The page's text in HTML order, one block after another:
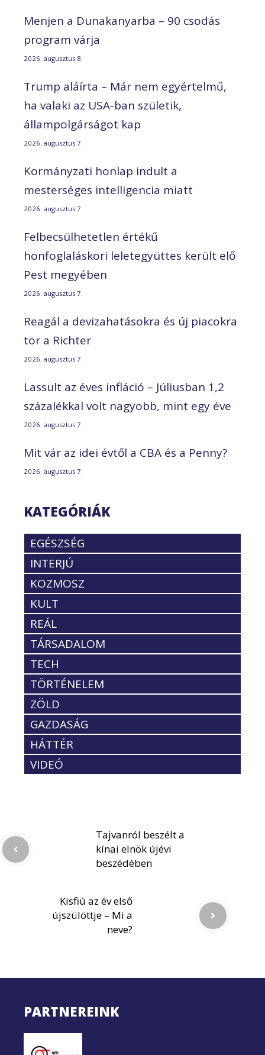
Menjen a Dunakanyarba – 90 csodás
program várja
2026. augusztus 8.
Trump aláírta – Már nem egyértelmű,
ha valaki az USA-ban születik,
állampolgárságot kap
2026. augusztus 7.
Kormányzati honlap indult a
mesterséges intelligencia miatt
2026. augusztus 7.
Felbecsülhetetlen értékű
honfoglaláskori leletegyüttes került elő
Pest megyében
2026. augusztus 7.
Reagál a devizahatásokra és új piacokra
tör a Richter
2026. augusztus 7.
Lassult az éves infláció – Júliusban 1,2
százalékkal volt nagyobb, mint egy éve
2026. augusztus 7.
Mit vár az idei évtől a CBA és a Penny?
2026. augusztus 7.
KATEGÓRIÁK
EGÉSZSÉG
INTERJÚ
KOZMOSZ
KULT
REÁL
TÁRSADALOM
TECH
TÖRTÉNELEM
ZÖLD
GAZDASÁG
HÁTTÉR
VIDEÓ
Tajvanról beszélt a
kínai elnök újévi
beszédében
Kisfiú az év első
újszülöttje – Mi a
neve?
PARTNEREINK